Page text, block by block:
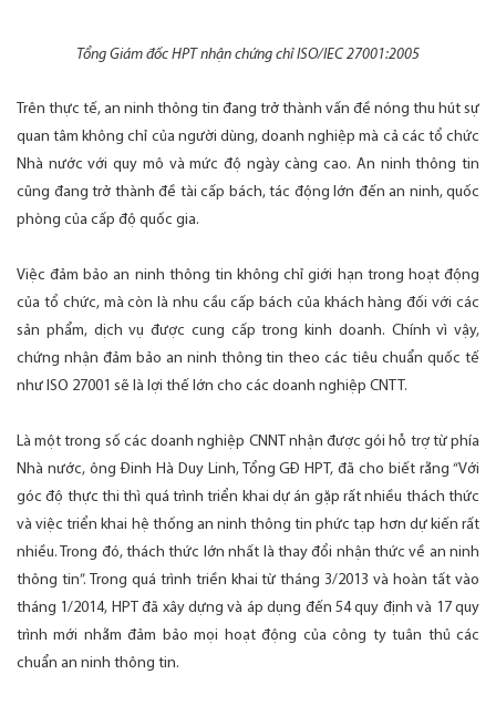
Tổng Giám đốc HPT nhận chứng chỉ ISO/IEC 27001:2005
Trên thực tế, an ninh thông tin đang trở thành vấn đề nóng thu hút sự
quan tâm không chỉ của người dùng, doanh nghiệp mà cả các tổ chức
Nhà nước với quy mô và mức độ ngày càng cao. An ninh thông tin
cũng đang trở thành đề tài cấp bách, tác động lớn đến an ninh, quốc
phòng của cấp độ quốc gia.
Việc đảm bảo an ninh thông tin không chỉ giới hạn trong hoạt động
của tổ chức, mà còn là nhu cầu cấp bách của khách hàng đối với các
sản phẩm, dịch vụ được cung cấp trong kinh doanh. Chính vì vậy,
chứng nhận đảm bảo an ninh thông tin theo các tiêu chuẩn quốc tế
như ISO 27001 sẽ là lợi thế lớn cho các doanh nghiệp CNTT.
Là một trong số các doanh nghiệp CNNT nhận được gói hỗ trợ từ phía
Nhà nước, ông Đinh Hà Duy Linh, Tổng GĐ HPT, đã cho biết rằng “Với
góc độ thực thi thì quá trình triển khai dự án gặp rất nhiều thách thức
và việc triển khai hệ thống an ninh thông tin phức tạp hơn dự kiến rất
nhiều. Trong đó, thách thức lớn nhất là thay đổi nhận thức về an ninh
thông tin”. Trong quá trình triền khai từ tháng 3/2013 và hoàn tất vào
tháng 1/2014, HPT đã xây dựng và áp dụng đến 54 quy định và 17 quy
trình mới nhằm đảm bảo mọi hoạt động của công ty tuân thủ các
chuẩn an ninh thông tin.